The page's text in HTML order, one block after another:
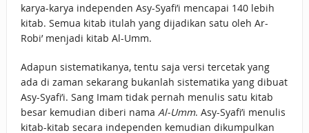
karya-karya independen Asy-Syafi’i mencapai 140 lebih
kitab. Semua kitab itulah yang dijadikan satu oleh Ar-
Robi’ menjadi kitab Al-Umm.
Adapun sistematikanya, tentu saja versi tercetak yang
ada di zaman sekarang bukanlah sistematika yang dibuat
Asy-Syafi’i. Sang Imam tidak pernah menulis satu kitab
besar kemudian diberi nama Al-Umm. Asy-Syafi’i menulis
kitab-kitab secara independen kemudian dikumpulkan